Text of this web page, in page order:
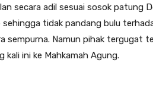
secara adil sesuai sosok patung
tidak pandang bulu
sempurna. Namun pihak tergugat
kali ini ke Mahkamah Agung.